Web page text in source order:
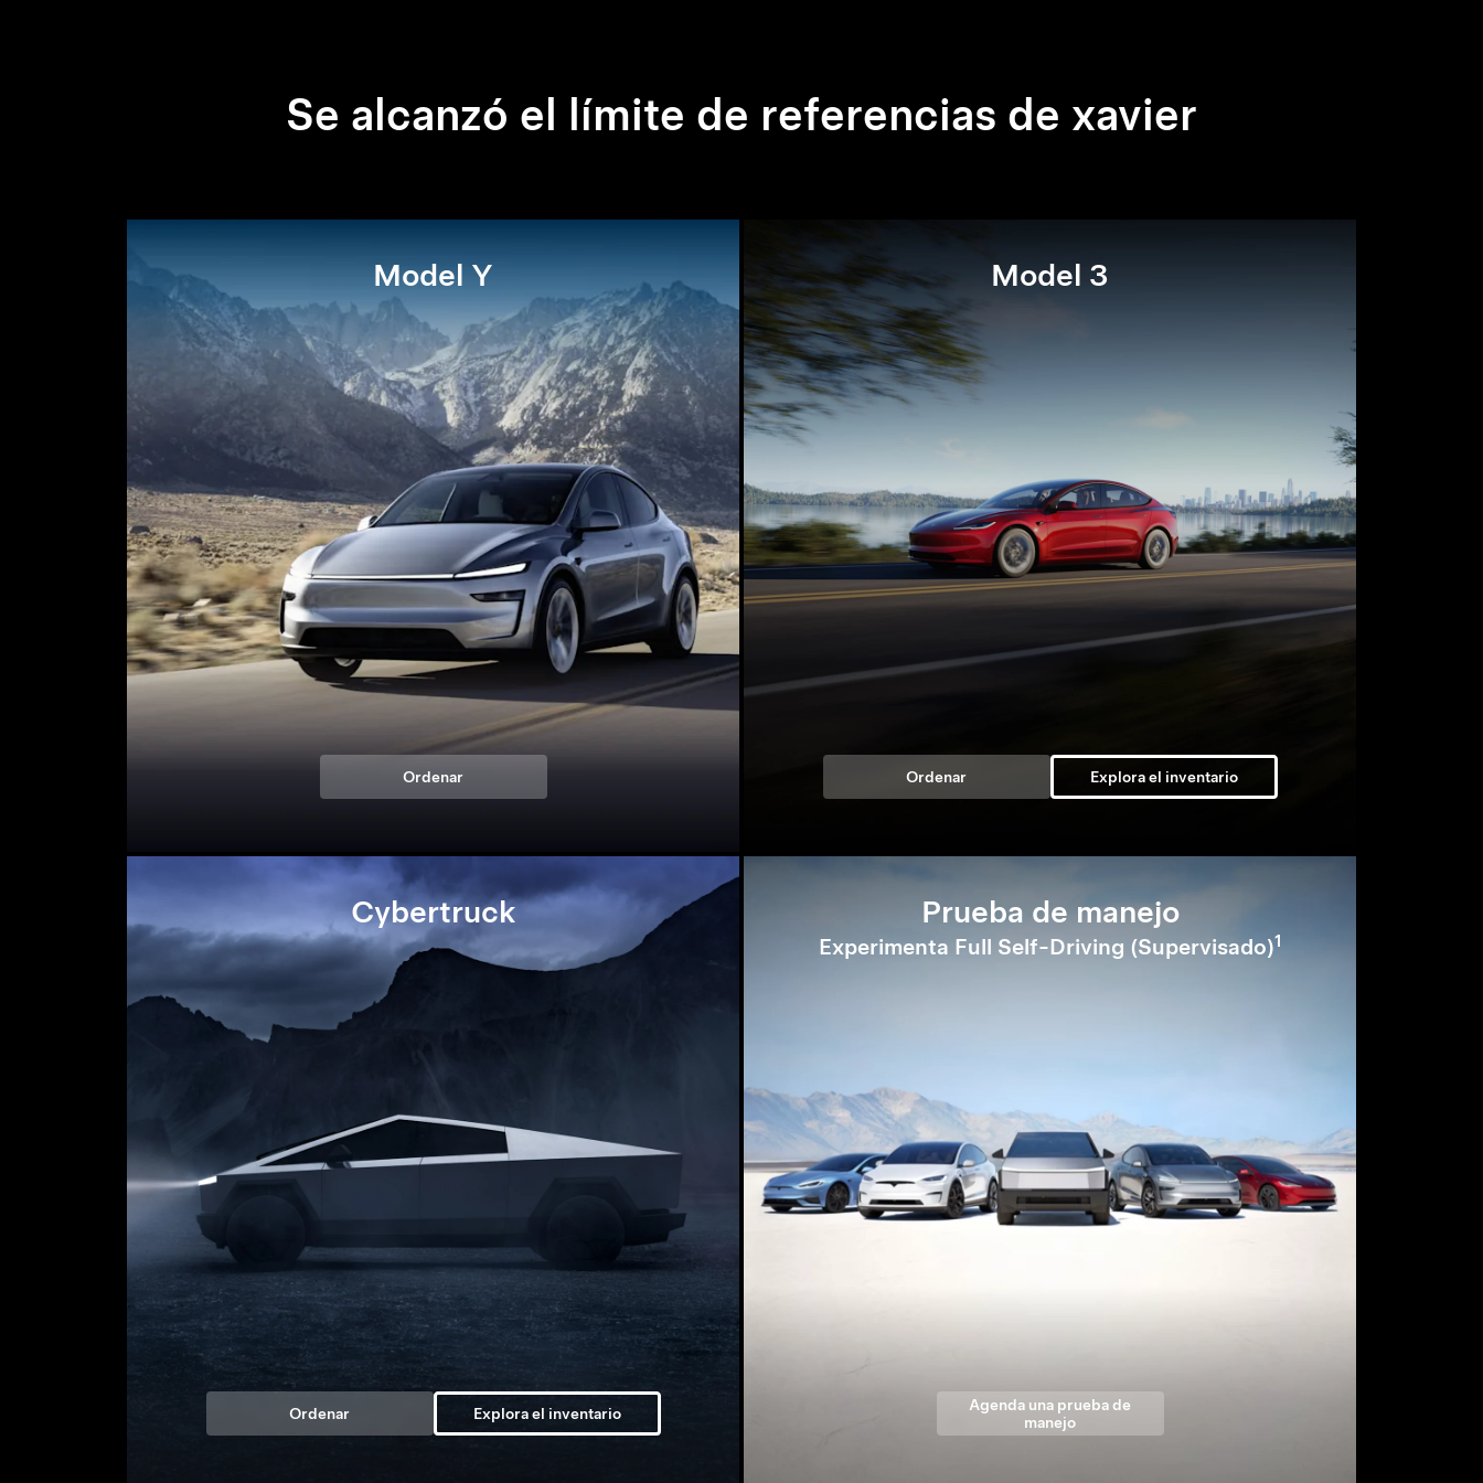
Se alcanzó el límite de referencias de xavier
Model Y
Ordenar
Model 3
Ordenar Explora el inventario
Cybertruck
Ordenar Explora el inventario
Prueba de manejo
Experimenta Full Self-Driving (Supervisado)1
Agenda una prueba de
manejo